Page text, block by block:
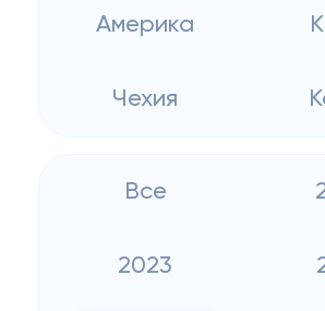
Америка
Чехия
Все
2023